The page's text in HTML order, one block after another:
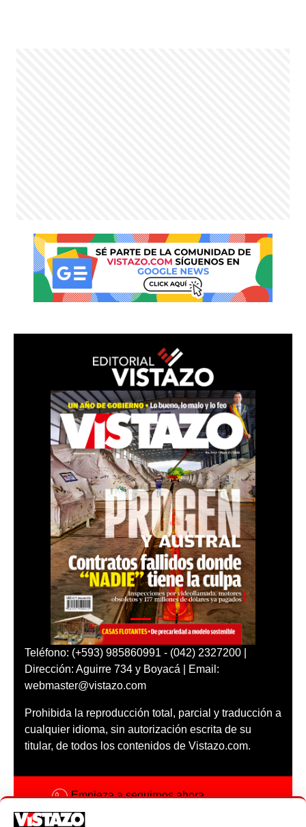
Teléfono: (+593) 985860991 - (042) 2327200 |
Dirección: Aguirre 734 y Boyacá | Email:
webmaster@vistazo.com
Prohibida la reproducción total, parcial y traducción a
cualquier idioma, sin autorización escrita de su
titular, de todos los contenidos de Vistazo.com.
Empieza a seguirnos ahora